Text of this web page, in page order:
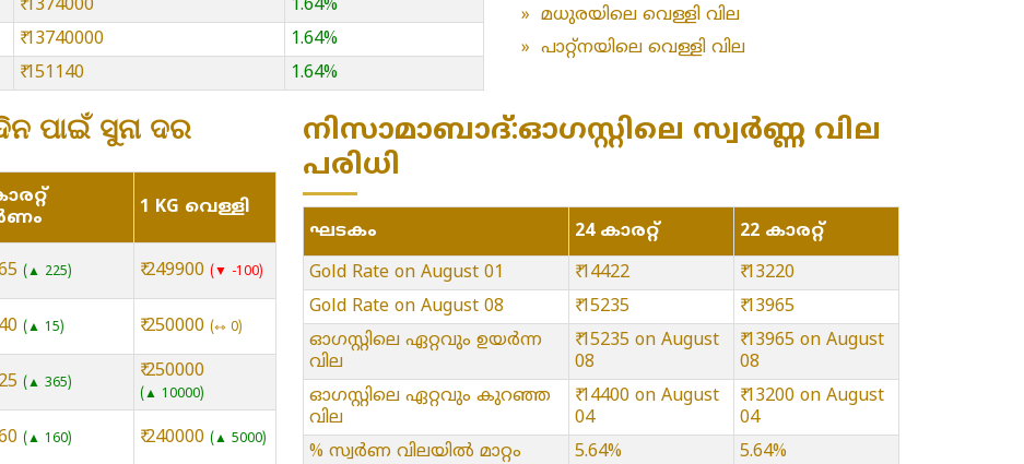
₹ 1374000
1.64%
₹ 13740000
1.64%
₹ 151140 1.64%
» മധുരയിലെ വെള്ളി വില
» പാറ്റ്നയിലെ വെള്ളി വില
ପାଇଁ ସୁନା ଦର
1 KG വെള്ളി
▲ 225 ₹ 249900 ▼ -100
▲ 15 ₹ 250000 ⇿ 0
▲ 365
₹ 250000
▲ 10000
▲ 160 ₹ 240000 ▲ 5000
നിസാമാബാദ്:ഓഗസ്റ്റിലെ സ്വർണ്ണ വില
പരിധി
ഘടകം 24 കാരറ്റ്
22 കാരറ്റ്
Gold Rate on August 01
₹ 14422
₹ 13220
Gold Rate on August 08
₹ 15235
₹ 13965
ഓഗസ്റ്റിലെ ഏറ്റവും ഉയർന്ന
വില
₹ 15235 on August
08
₹ 13965 on August
08
ഓഗസ്റ്റിലെ ഏറ്റവും കുറഞ്ഞ
വില
₹ 14400 on August
04
₹ 13200 on August
04
% സ്വർണ വിലയിൽ മാറ്റം
5.64%
5.64%